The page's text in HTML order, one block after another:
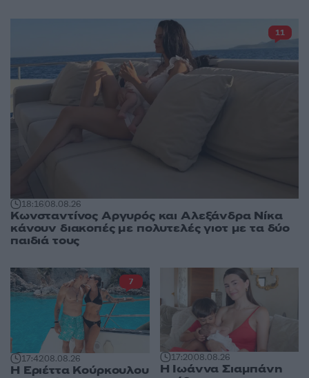
18:1608.08.26
Κωνσταντίνος Αργυρός και Αλεξάνδρα Νίκα
κάνουν διακοπές με πολυτελές γιοτ με τα δύο
παιδιά τους
11
17:4208.08.26
Η Εριέττα Κούρκουλου
7
17:2008.08.26
H Ιωάννα Σιαμπάνη